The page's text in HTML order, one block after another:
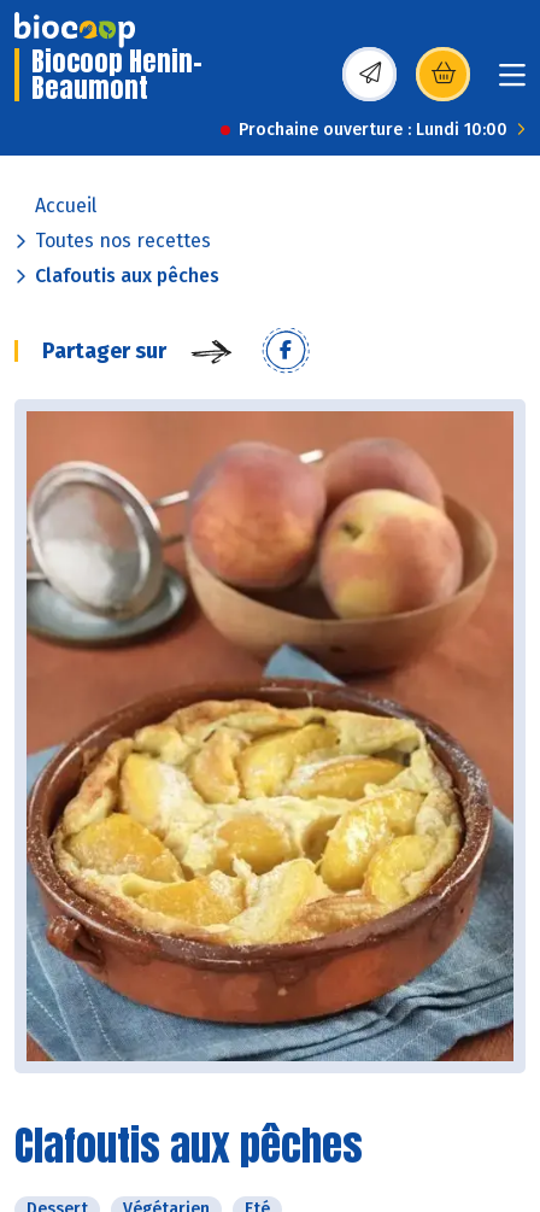
Biocoop Henin-
Beaumont (s’ouvre dans une
Prochaine ouverture : Lundi 10:00
Accueil
Toutes nos recettes
Clafoutis aux pêches
Partager sur
Clafoutis aux pêches